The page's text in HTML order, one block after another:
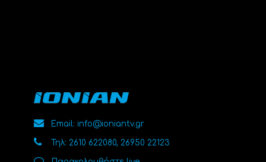
Email: info@ioniantv.gr
Τηλ: 2610 622080, 26950 22123